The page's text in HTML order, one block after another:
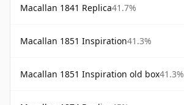
Macallan 1841 Replica41.7%
Macallan 1851 Inspiration41.3%
Macallan 1851 Inspiration old box41.3%